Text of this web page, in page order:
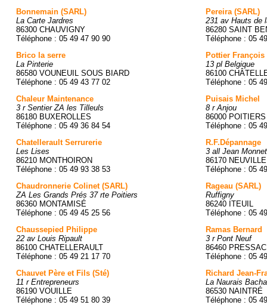
Bonnemain (SARL)
La Carte Jardres
86300 CHAUVIGNY
Téléphone : 05 49 47 90 90
Brico la serre
La Pinterie
86580 VOUNEUIL SOUS BIARD
Téléphone : 05 49 43 77 02
Chaleur Maintenance
3 r Sentier ZA les Tilleuls
86180 BUXEROLLES
Téléphone : 05 49 36 84 54
Chatellerault Serrurerie
Les Lises
86210 MONTHOIRON
Téléphone : 05 49 93 38 53
Chaudronnerie Colinet (SARL)
ZA Les Grands Prés 37 rte Poitiers
86360 MONTAMISÉ
Téléphone : 05 49 45 25 56
Chaussepied Philippe
22 av Louis Ripault
86100 CHATELLERAULT
Téléphone : 05 49 21 17 70
Chauvet Père et Fils (Sté)
11 r Entrepreneurs
86190 VOUILLE
Téléphone : 05 49 51 80 39
Pereira (SARL)
231 av Hauts de
86280 SAINT
Téléphone : 05
Pottier François
13 pl Belgique
86100
Téléphone : 05
Puisais Michel
8 r Anjou
86000 POITIERS
Téléphone : 05
R.F.Dépannage
3 all Jean
86170
Téléphone : 05
Rageau (SARL)
Ruffigny
86240 ITEUIL
Téléphone : 05
Ramas Bernard
3 r Pont Neuf
86460 PRESSAC
Téléphone : 05
Richard Jean-
La Naurais
86530 NAINTRÉ
Téléphone : 05